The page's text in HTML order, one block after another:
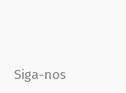
Siga-nos